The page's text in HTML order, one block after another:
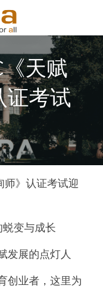
天赋
证考试
师》认证考试迎
变与成长
发展的点灯人
创业者，这里为